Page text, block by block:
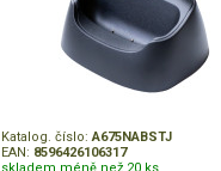
Katalog. číslo:A675NABSTJ
EAN: 8596426106317